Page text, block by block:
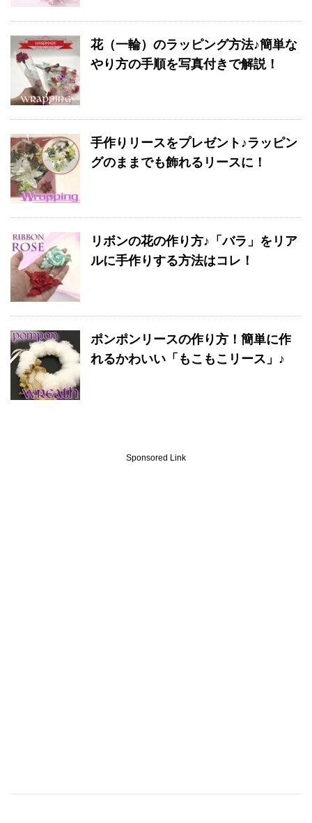
花（一輪）のラッピング方法♪簡単な
やり方の手順を写真付きで解説！
手作りリースをプレゼント♪ラッピン
グのままでも飾れるリースに！
リボンの花の作り方♪「バラ」をリア
ルに手作りする方法はコレ！
ポンポンリースの作り方！簡単に作
れるかわいい「もこもこリース」♪
Sponsored Link